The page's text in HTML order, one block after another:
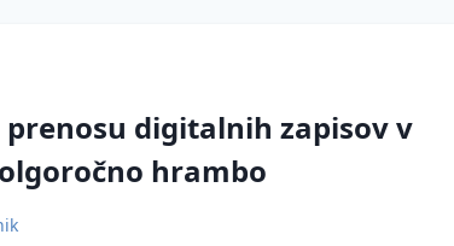
digitalnih zapisov v
hrambo